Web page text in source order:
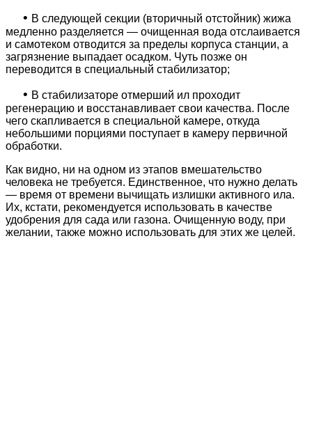
• В следующей секции (вторичный отстойник) жижа
медленно разделяется — очищенная вода отслаивается
и самотеком отводится за пределы корпуса станции, а
загрязнение выпадает осадком. Чуть позже он
переводится в специальный стабилизатор;
• В стабилизаторе отмерший ил проходит
регенерацию и восстанавливает свои качества. После
чего скапливается в специальной камере, откуда
небольшими порциями поступает в камеру первичной
обработки.
Как видно, ни на одном из этапов вмешательство
человека не требуется. Единственное, что нужно делать
— время от времени вычищать излишки активного ила.
Их, кстати, рекомендуется использовать в качестве
удобрения для сада или газона. Очищенную воду, при
желании, также можно использовать для этих же целей.